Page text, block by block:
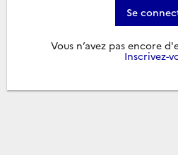
Se
Vous n’avez pas encore
Inscrivez-